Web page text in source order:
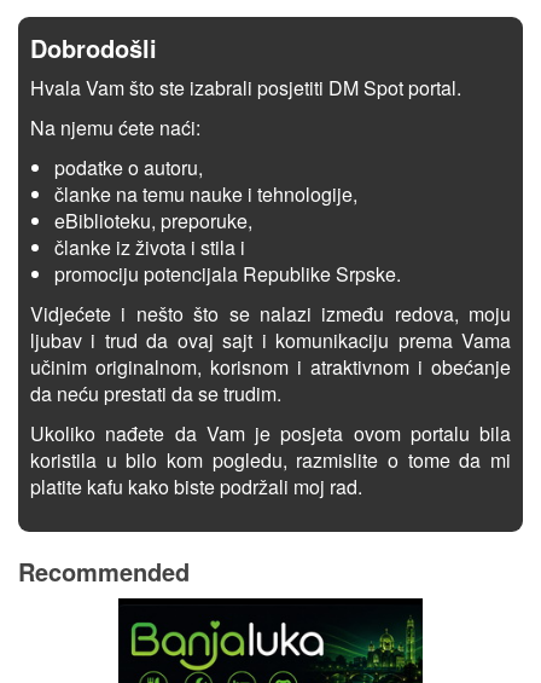
Dobrodošli
Hvala Vam što ste izabrali posjetiti DM Spot portal.
Na njemu ćete naći:
podatke o autoru,
članke na temu nauke i tehnologije,
eBiblioteku, preporuke,
članke iz života i stila i
promociju potencijala Republike Srpske.
Vidjećete i nešto što se nalazi između redova, moju
ljubav i trud da ovaj sajt i komunikaciju prema Vama
učinim originalnom, korisnom i atraktivnom i obećanje
da neću prestati da se trudim.
Ukoliko nađete da Vam je posjeta ovom portalu bila
koristila u bilo kom pogledu, razmislite o tome da mi
platite kafu kako biste podržali moj rad.
Recommended